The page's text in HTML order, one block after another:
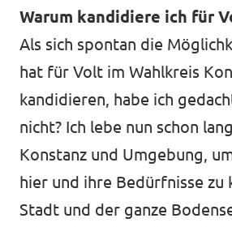
Warum kandidiere ich für
Als sich spontan die
hat für Volt im Wahlkreis
kandidieren, habe ich
nicht? Ich lebe nun schon
Konstanz und Umgebung,
hier und ihre Bedürfnisse zu
Stadt und der ganze